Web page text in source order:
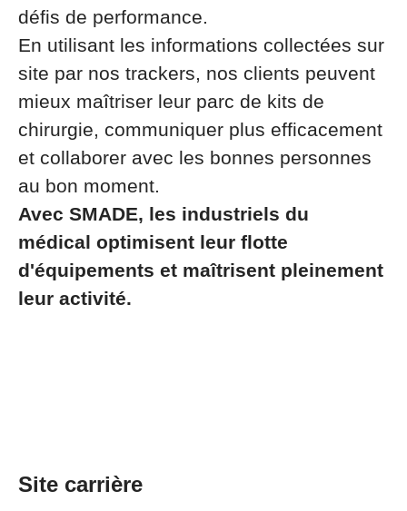
défis de performance.
En utilisant les informations collectées sur
site par nos trackers, nos clients peuvent
mieux maîtriser leur parc de kits de
chirurgie, communiquer plus efficacement
et collaborer avec les bonnes personnes
au bon moment.
Avec SMADE, les industriels du
médical optimisent leur flotte
d'équipements et maîtrisent pleinement
leur activité.
Site carrière